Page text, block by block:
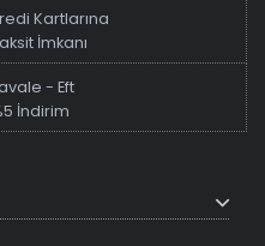
Kartlarına
İmkanı
- Eft
İndirim